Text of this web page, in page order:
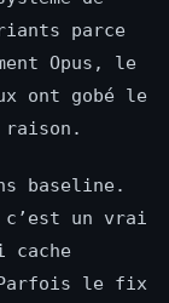
parce
Opus, le
ont gobé le
raison.
baseline.
c’est un vrai
cache
Parfois le fix